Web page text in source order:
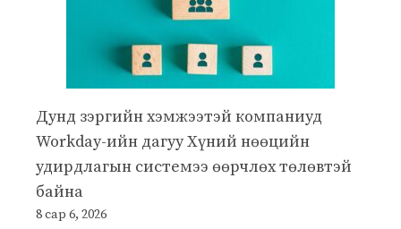
Дунд зэргийн хэмжээтэй компаниуд
Workday-ийн дагуу Хүний нөөцийн
удирдлагын системээ өөрчлөх төлөвтэй
байна
8 сар 6, 2026